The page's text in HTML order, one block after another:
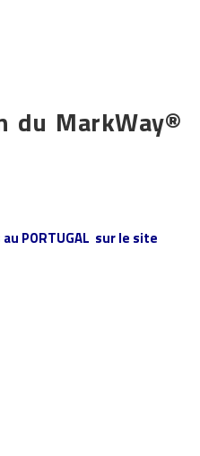
du MarkWay®
PORTUGAL sur le site